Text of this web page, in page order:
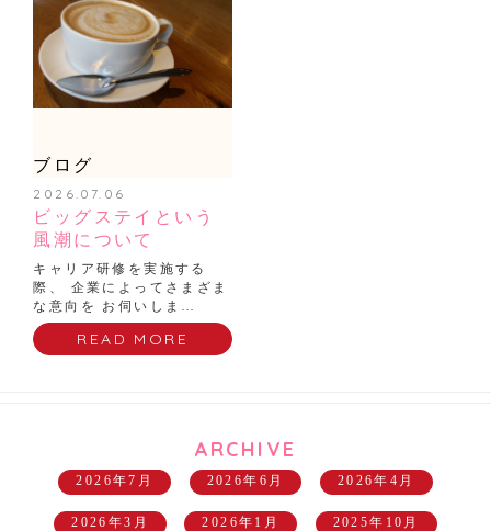
ブログ
2026.07.06
ビッグステイという
風潮について
キャリア研修を実施する
際、 企業によってさまざま
な意向を お伺いしま…
READ MORE
ARCHIVE
2026年7月 2026年6月 2026年4月
2026年3月 2026年1月 2025年10月